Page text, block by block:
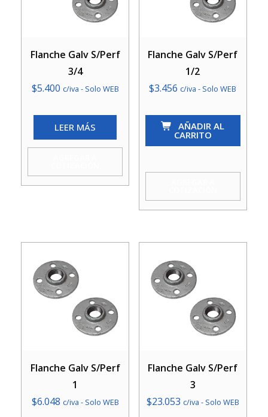
Flanche Galv S/Perf
3/4
$5.400 c/iva - Solo WEB
LEER MÁS
Flanche Galv S/Perf
1/2
$3.456 c/iva - Solo WEB
Flanche
S/Perf
AÑADIR AL
CARRITO
Flanche Galv S/Perf
1
$6.048 c/iva - Solo WEB
Flanche Galv S/Perf
3
$23.053 c/iva - Solo WEB